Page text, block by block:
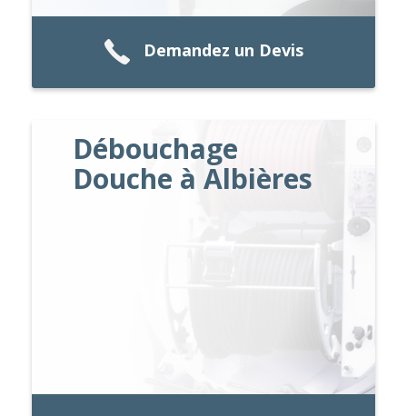
Demandez un Devis
Débouchage
Douche à Albières